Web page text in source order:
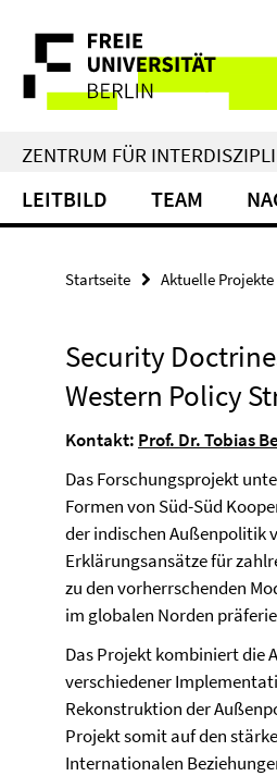
direkt
Inhalt
Service-
Navigation
ZENTRUM FÜR
LEITBILD TEAM
Startseite Aktuelle Projekte
Security
Western Policy
Kontakt: Prof. Dr. Tobias
Das Forschungsprojekt
Formen von Süd-Süd
der indischen Außenpolitik
Erklärungsansätze für
zu den vorherrschenden
im globalen Norden
Das Projekt kombiniert die
verschiedener
Rekonstruktion der
Projekt somit auf den
Internationalen